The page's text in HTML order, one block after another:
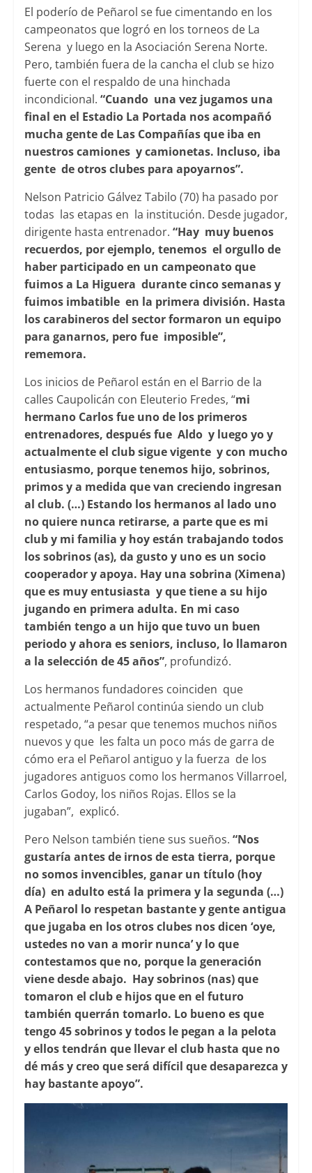
El poderío de Peñarol se fue cimentando en los
campeonatos que logró en los torneos de La
Serena y luego en la Asociación Serena Norte.
Pero, también fuera de la cancha el club se hizo
fuerte con el respaldo de una hinchada
incondicional. “Cuando una vez jugamos una
final en el Estadio La Portada nos acompañó
mucha gente de Las Compañías que iba en
nuestros camiones y camionetas. Incluso, iba
gente de otros clubes para apoyarnos”.
Nelson Patricio Gálvez Tabilo (70) ha pasado por
todas las etapas en la institución. Desde jugador,
dirigente hasta entrenador. “Hay muy buenos
recuerdos, por ejemplo, tenemos el orgullo de
haber participado en un campeonato que
fuimos a La Higuera durante cinco semanas y
fuimos imbatible en la primera división. Hasta
los carabineros del sector formaron un equipo
para ganarnos, pero fue imposible”,
rememora.
Los inicios de Peñarol están en el Barrio de la
calles Caupolicán con Eleuterio Fredes, “mi
hermano Carlos fue uno de los primeros
entrenadores, después fue Aldo y luego yo y
actualmente el club sigue vigente y con mucho
entusiasmo, porque tenemos hijo, sobrinos,
primos y a medida que van creciendo ingresan
al club. (…) Estando los hermanos al lado uno
no quiere nunca retirarse, a parte que es mi
club y mi familia y hoy están trabajando todos
los sobrinos (as), da gusto y uno es un socio
cooperador y apoya. Hay una sobrina (Ximena)
que es muy entusiasta y que tiene a su hijo
jugando en primera adulta. En mi caso
también tengo a un hijo que tuvo un buen
periodo y ahora es seniors, incluso, lo llamaron
a la selección de 45 años”, profundizó.
Los hermanos fundadores coinciden que
actualmente Peñarol continúa siendo un club
respetado, “a pesar que tenemos muchos niños
nuevos y que les falta un poco más de garra de
cómo era el Peñarol antiguo y la fuerza de los
jugadores antiguos como los hermanos Villarroel,
Carlos Godoy, los niños Rojas. Ellos se la
jugaban”, explicó.
Pero Nelson también tiene sus sueños. “Nos
gustaría antes de irnos de esta tierra, porque
no somos invencibles, ganar un título (hoy
día) en adulto está la primera y la segunda (…)
A Peñarol lo respetan bastante y gente antigua
que jugaba en los otros clubes nos dicen ‘oye,
ustedes no van a morir nunca’ y lo que
contestamos que no, porque la generación
viene desde abajo. Hay sobrinos (nas) que
tomaron el club e hijos que en el futuro
también querrán tomarlo. Lo bueno es que
tengo 45 sobrinos y todos le pegan a la pelota
y ellos tendrán que llevar el club hasta que no
dé más y creo que será difícil que desaparezca y
hay bastante apoyo”.